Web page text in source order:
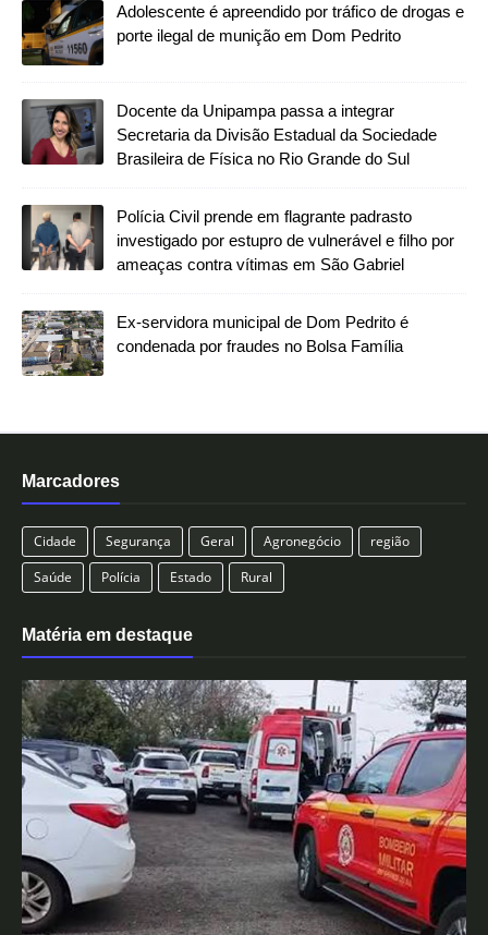
Adolescente é apreendido por tráfico de drogas e
porte ilegal de munição em Dom Pedrito
Docente da Unipampa passa a integrar
Secretaria da Divisão Estadual da Sociedade
Brasileira de Física no Rio Grande do Sul
Polícia Civil prende em flagrante padrasto
investigado por estupro de vulnerável e filho por
ameaças contra vítimas em São Gabriel
Ex-servidora municipal de Dom Pedrito é
condenada por fraudes no Bolsa Família
Marcadores
Cidade Segurança Geral Agronegócio
região
Saúde
Polícia Estado Rural
Matéria em destaque